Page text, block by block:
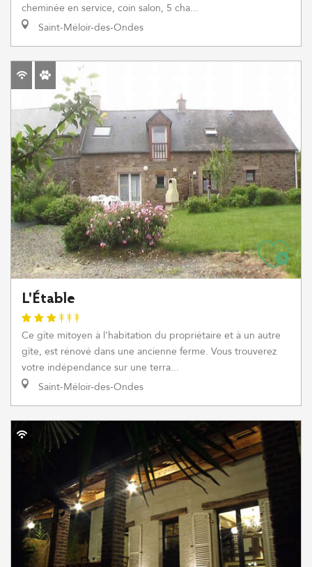
cheminée en service, coin salon, 5 cha...
Saint-Méloir-des-Ondes
L'Étable
Ce gîte mitoyen à l'habitation du propriétaire et à un autre
gîte, est rénové dans une ancienne ferme. Vous trouverez
votre indépendance sur une terra...
Saint-Méloir-des-Ondes